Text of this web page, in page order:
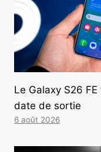
Le Galaxy S26
date de sortie
6 août 2026